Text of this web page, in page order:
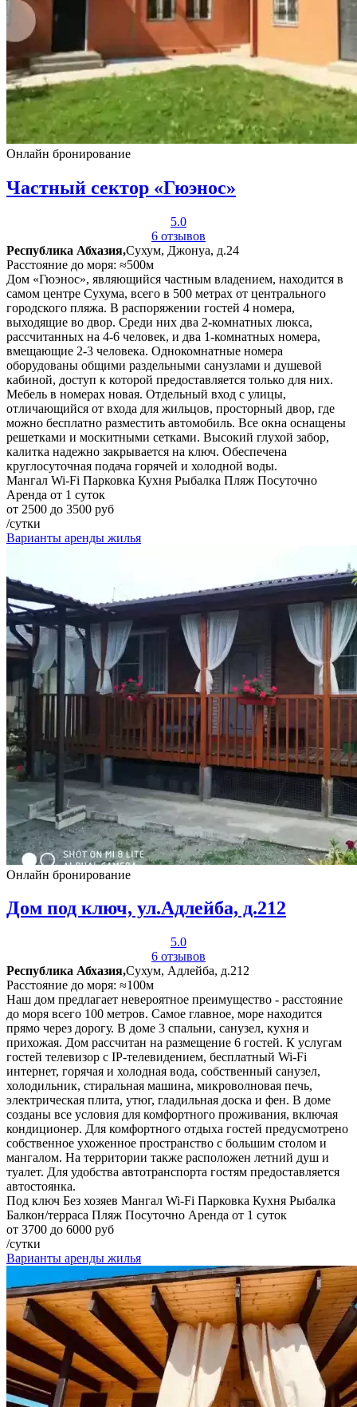
Онлайн бронирование
Частный сектор «Гюэнос»
5.0
6 отзывов
Республика Абхазия,Сухум, Джонуа, д.24
Расстояние до моря: ≈500м
Дом «Гюэнос», являющийся частным владением, находится в
самом центре Сухума, всего в 500 метрах от центрального
городского пляжа. В распоряжении гостей 4 номера,
выходящие во двор. Среди них два 2-комнатных люкса,
рассчитанных на 4-6 человек, и два 1-комнатных номера,
вмещающие 2-3 человека. Однокомнатные номера
оборудованы общими раздельными санузлами и душевой
кабиной, доступ к которой предоставляется только для них.
Мебель в номерах новая. Отдельный вход с улицы,
отличающийся от входа для жильцов, просторный двор, где
можно бесплатно разместить автомобиль. Все окна оснащены
решетками и москитными сетками. Высокий глухой забор,
калитка надежно закрывается на ключ. Обеспечена
круглосуточная подача горячей и холодной воды.
Мангал Wi-Fi Парковка Кухня Рыбалка Пляж Посуточно
Аренда от 1 суток
от 2500 до 3500 руб
/сутки
Варианты аренды жилья
Онлайн бронирование
Дом под ключ, ул.Адлейба, д.212
5.0
6 отзывов
Республика Абхазия,Сухум, Адлейба, д.212
Расстояние до моря: ≈100м
Наш дом предлагает невероятное преимущество - расстояние
до моря всего 100 метров. Самое главное, море находится
прямо через дорогу. В доме 3 спальни, санузел, кухня и
прихожая. Дом рассчитан на размещение 6 гостей. К услугам
гостей телевизор с IP-телевидением, бесплатный Wi-Fi
интернет, горячая и холодная вода, собственный санузел,
холодильник, стиральная машина, микроволновая печь,
электрическая плита, утюг, гладильная доска и фен. В доме
созданы все условия для комфортного проживания, включая
кондиционер. Для комфортного отдыха гостей предусмотрено
собственное ухоженное пространство с большим столом и
мангалом. На территории также расположен летний душ и
туалет. Для удобства автотранспорта гостям предоставляется
автостоянка.
Под ключ Без хозяев Мангал Wi-Fi Парковка Кухня Рыбалка
Балкон/терраса Пляж Посуточно Аренда от 1 суток
от 3700 до 6000 руб
/сутки
Варианты аренды жилья